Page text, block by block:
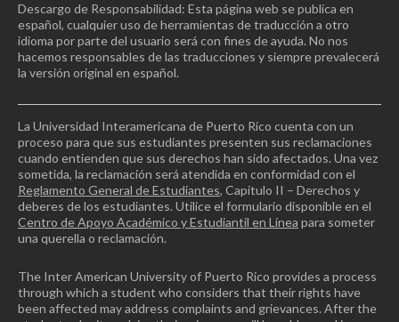
Descargo de Responsabilidad: Esta página web se publica en
español, cualquier uso de herramientas de traducción a otro
idioma por parte del usuario será con fines de ayuda. No nos
hacemos responsables de las traducciones y siempre prevalecerá
la versión original en español.
La Universidad Interamericana de Puerto Rico cuenta con un
proceso para que sus estudiantes presenten sus reclamaciones
cuando entienden que sus derechos han sido afectados. Una vez
sometida, la reclamación será atendida en conformidad con el
Reglamento General de Estudiantes, Capítulo II – Derechos y
deberes de los estudiantes. Utilice el formulario disponible en el
Centro de Apoyo Académico y Estudiantil en Línea para someter
una querella o reclamación.
The Inter American University of Puerto Rico provides a process
through which a student who considers that their rights have
been affected may address complaints and grievances. After the